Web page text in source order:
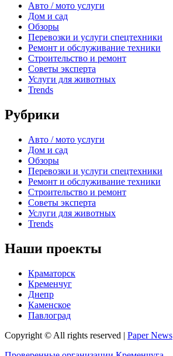
Авто / мото услуги
Дом и сад
Обзоры
Перевозки и услуги спецтехники
Ремонт и обслуживание техники
Строительство и ремонт
Советы эксперта
Услуги для животных
Trends
Рубрики
Авто / мото услуги
Дом и сад
Обзоры
Перевозки и услуги спецтехники
Ремонт и обслуживание техники
Строительство и ремонт
Советы эксперта
Услуги для животных
Trends
Наши проекты
Краматорск
Кременчуг
Днепр
Каменское
Павлоград
Copyright © All rights reserved | Paper News